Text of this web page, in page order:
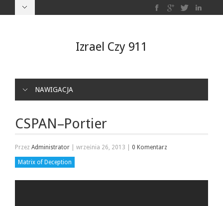
Izrael Czy 911
NAWIGACJA
CSPAN–Portier
Przez Administrator września 26, 2013 0 Komentarz
Matrix of Deception